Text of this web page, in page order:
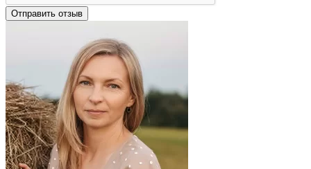
Отправить отзыв